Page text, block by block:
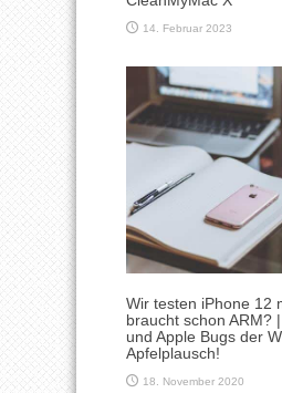
14. Februar 2023
Wir testen iPhone 12
braucht schon ARM?
und Apple Bugs der
Apfelplausch!
18. November 2020